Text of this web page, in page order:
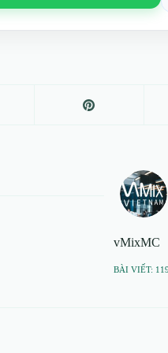
vMixMC
BÀI VIẾT: